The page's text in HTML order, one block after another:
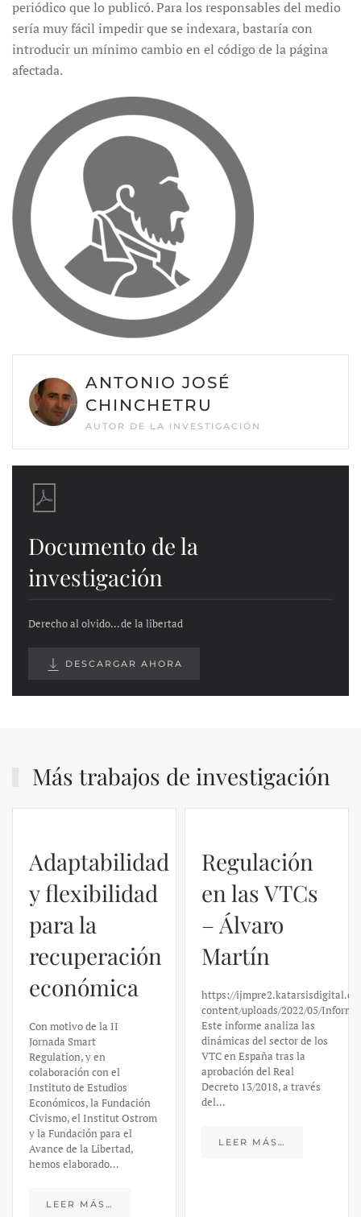
periódico que lo publicó. Para los responsables del medio
sería muy fácil impedir que se indexara, bastaría con
introducir un mínimo cambio en el código de la página
afectada.
ANTONIO JOSÉ
CHINCHETRU
AUTOR DE LA INVESTIGACIÓN
Documento de la
investigación
Derecho al olvido… de la libertad
DESCARGAR AHORA
Más trabajos de investigación
Adaptabilidad
y flexibilidad
para la
recuperación
económica
Con motivo de la II
Jornada Smart
Regulation, y en
colaboración con el
Instituto de Estudios
Económicos, la Fundación
Civismo, el Institut Ostrom
y la Fundación para el
Avance de la Libertad,
hemos elaborado…
LEER MÁS…
Regulación
en las VTCs
– Álvaro
Martín
https://
content/uploads/2022/05/
Este informe analiza las
dinámicas del sector de los
VTC en España tras la
aprobación del Real
Decreto 13/2018, a través
del…
LEER MÁS…